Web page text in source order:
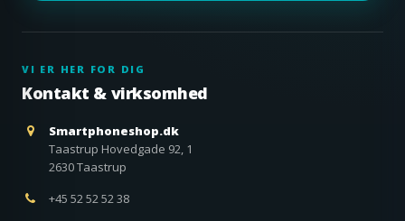
VI ER HER FOR DIG
Kontakt & virksomhed
Smartphoneshop.dk
Taastrup Hovedgade 92, 1
2630 Taastrup
+45 52 52 52 38